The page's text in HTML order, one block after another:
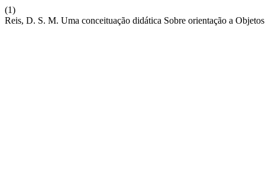
(1)
Reis, D. S. M. Uma conceituação didática Sobre orientação a